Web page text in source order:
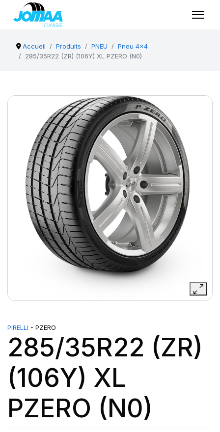
Accueil Produits PNEU
Pneu 4x4
285/35R22 (ZR) (106Y) XL PZERO (N0)
PIRELLI - PZERO
285/35R22 (ZR)
(106Y) XL
PZERO (N0)